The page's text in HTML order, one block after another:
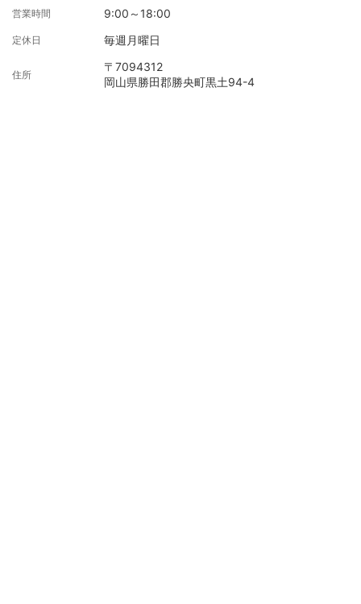
営業時間 9:00～18:00
定休日 毎週月曜日
住所
〒7094312
岡山県勝田郡勝央町黒土94-4